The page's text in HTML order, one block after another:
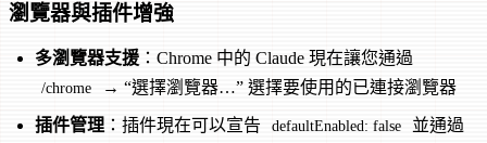
瀏覽器與插件增強
多瀏覽器支援 ：Chrome 中的 Claude 現在讓您通過
/chrome → “選擇瀏覽器…” 選擇要使用的已連接瀏覽器
插件管理 ：插件現在可以宣告 defaultEnabled: false 並通過